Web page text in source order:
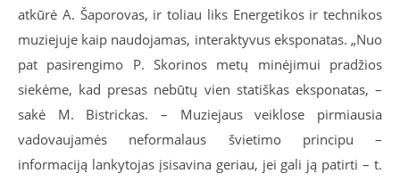
atkūrė A. Šaporovas, ir toliau liks Energetikos ir technikos
muziejuje kaip naudojamas, interaktyvus eksponatas. „Nuo
pat pasirengimo P. Skorinos metų minėjimui pradžios
siekėme, kad presas nebūtų vien statiškas eksponatas, –
sakė M. Bistrickas. – Muziejaus veiklose pirmiausia
vadovaujamės neformalaus švietimo principu –
informaciją lankytojas įsisavina geriau, jei gali ją patirti – t.